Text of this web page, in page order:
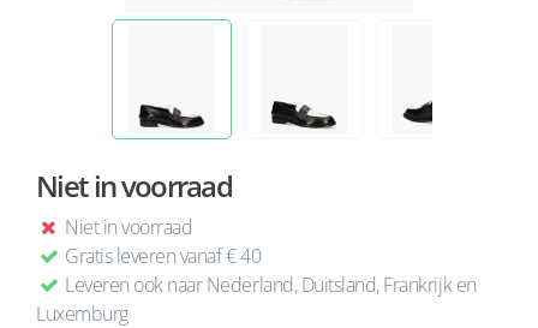
Niet in voorraad
Niet in voorraad
Gratis leveren vanaf € 40
Leveren ook naar Nederland, Duitsland, Frankrijk en
Luxemburg